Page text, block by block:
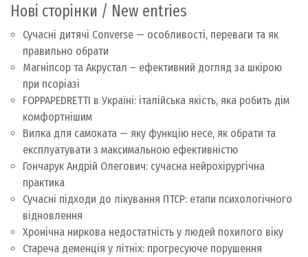
Нові сторінки / New entries
Сучасні дитячі Converse — особливості, переваги та як
правильно обрати
Магніпсор та Акрустал – ефективний догляд за шкірою
при псоріазі
FOPPAPEDRETTI в Україні: італійська якість, яка робить дім
комфортнішим
Вилка для самоката — яку функцію несе, як обрати та
експлуатувати з максимальною ефективністю
Гончарук Андрій Олегович: сучасна нейрохірургічна
практика
Сучасні підходи до лікування ПТСР: етапи психологічного
відновлення
Хронічна ниркова недостатність у людей похилого віку
Стареча деменція у літніх: прогресуюче порушення